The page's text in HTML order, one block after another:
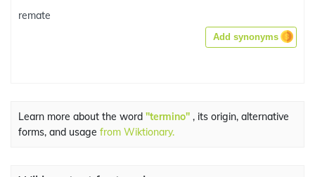
remate
Add synonyms
Learn more about the word "termino" , its origin, alternative
forms, and usage from Wiktionary.